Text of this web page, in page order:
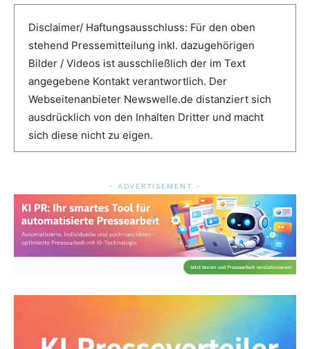
Disclaimer/ Haftungsausschluss: Für den oben
stehend Pressemitteilung inkl. dazugehörigen
Bilder / Videos ist ausschließlich der im Text
angegebene Kontakt verantwortlich. Der
Webseitenanbieter Newswelle.de distanziert sich
ausdrücklich von den Inhalten Dritter und macht
sich diese nicht zu eigen.
- ADVERTISEMENT -